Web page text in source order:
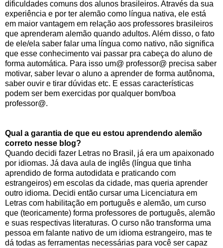
dificuldades comuns dos alunos brasileiros. Através da sua
experiência e por ter alemão como língua nativa, ele está
em maior vantagem em relação aos professores brasileiros
que aprenderam alemão quando adultos. Além disso, o fato
de ele/ela saber falar uma língua como nativo, não significa
que esse conhecimento vai passar pra cabeça do aluno de
forma automática. Para isso um@ professor@ precisa saber
motivar, saber levar o aluno a aprender de forma autônoma,
saber ouvir e tirar dúvidas etc. E essas características
podem ser bem exercidas por qualquer bom/boa
professor@.
Qual a garantia de que eu estou aprendendo alemão
correto nesse blog?
Quando decidi fazer Letras no Brasil, já era um apaixonado
por idiomas. Já dava aula de inglês (língua que tinha
aprendido de forma autodidata e praticando com
estrangeiros) em escolas da cidade, mas queria aprender
outro idioma. Decidi então cursar uma Licenciatura em
Letras com habilitação em português e alemão, um curso
que (teoricamente) forma professores de português, alemão
e suas respectivas literaturas. O curso não transforma uma
pessoa em falante nativo de um idioma estrangeiro, mas te
dá todas as ferramentas necessárias para você ser capaz